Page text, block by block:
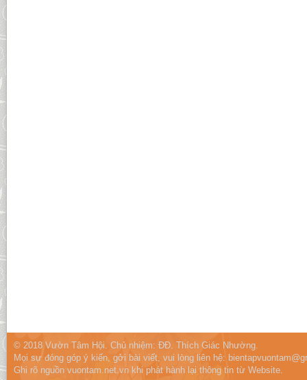
© 2018 Vườn Tâm Hội. Chủ nhiệm: ĐĐ. Thích Giác Nhường.
Mọi sự đóng góp ý kiến, gởi bài viết, vui lòng liên hệ:
Ghi rõ nguồn vuontam.net.vn khi phát hành lại thông tin từ Website.